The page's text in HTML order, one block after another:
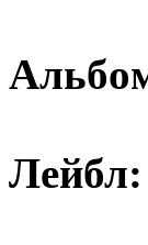
Лeйбл: